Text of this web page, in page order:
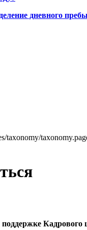
дневного
taxonomy/